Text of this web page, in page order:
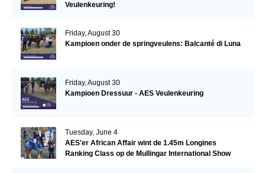
Veulenkeuring!
Friday, August 30
Kampioen onder de springveulens: Balcanté di Luna
Friday, August 30
Kampioen Dressuur - AES Veulenkeuring
Tuesday, June 4
AES'er African Affair wint de 1.45m Longines
Ranking Class op de Mullingar International Show